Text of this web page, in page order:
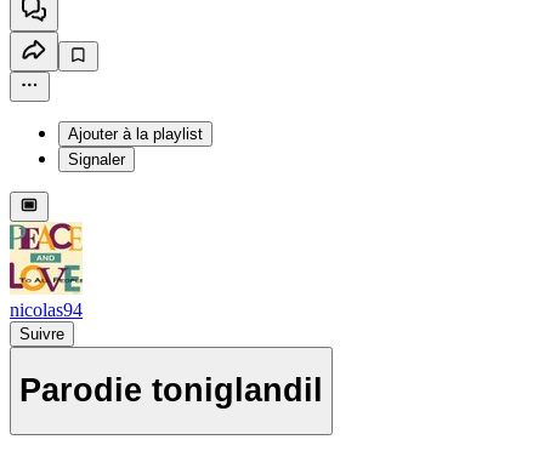
Ajouter à la playlist
Signaler
nicolas94
Suivre
Parodie toniglandil